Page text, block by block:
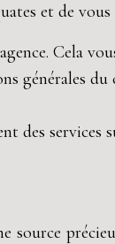
et de
Cela
générales
des